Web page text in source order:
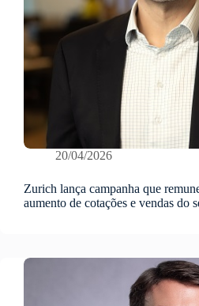
20/04/2026
Zurich lança campanha que
aumento de cotações e vendas do